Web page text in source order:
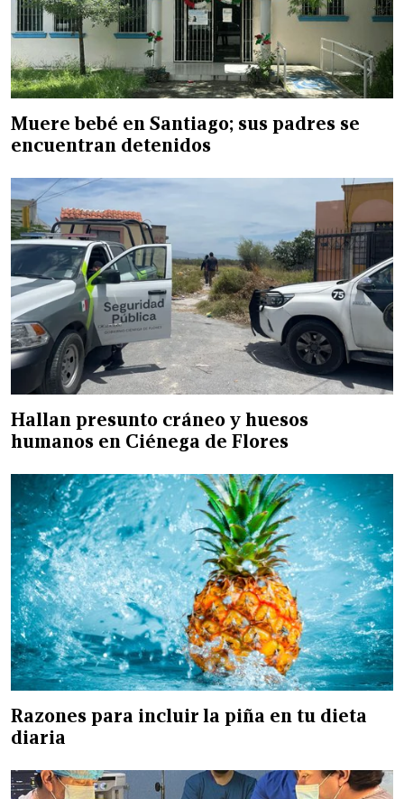
Muere bebé en Santiago; sus padres se
encuentran detenidos
Hallan presunto cráneo y huesos
humanos en Ciénega de Flores
Razones para incluir la piña en tu dieta
diaria